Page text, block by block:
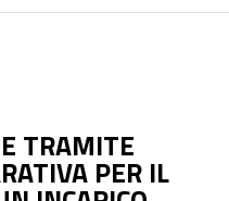
DI UN INCARICO-
SPECIALISTA PRESSO
TRAMITE
PER IL